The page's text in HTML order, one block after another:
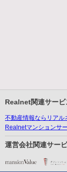
Realnet関連サービ
不動産情報ならリアル
Realnetマンションサ
運営会社関連サー